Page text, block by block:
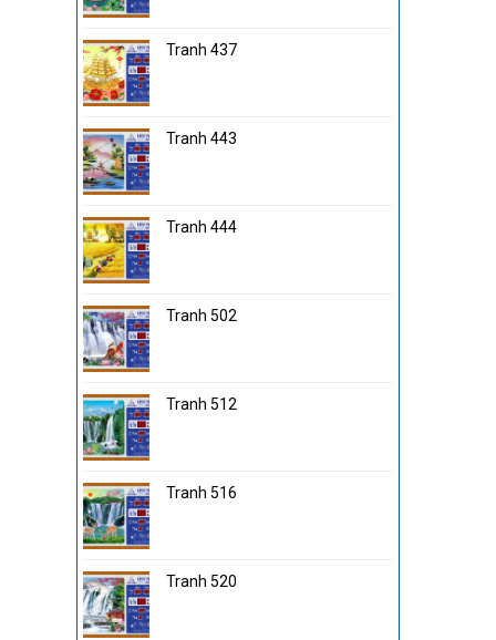
Tranh 437
Tranh 443
Tranh 444
Tranh 502
Tranh 512
Tranh 516
Tranh 520